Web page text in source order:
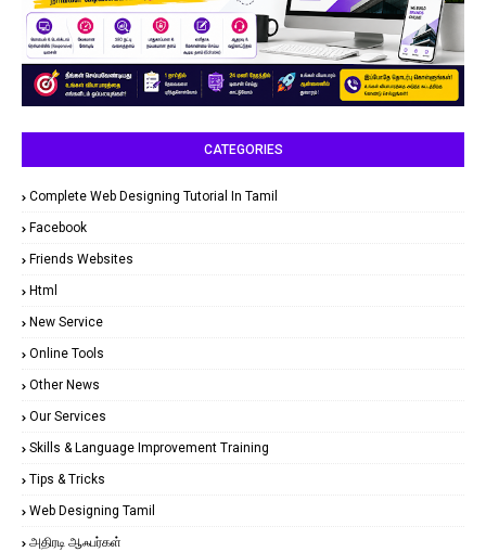
CATEGORIES
Complete Web Designing Tutorial In Tamil
Facebook
Friends Websites
Html
New Service
Online Tools
Other News
Our Services
Skills & Language Improvement Training
Tips & Tricks
Web Designing Tamil
அதிரடி ஆஃபர்கள்